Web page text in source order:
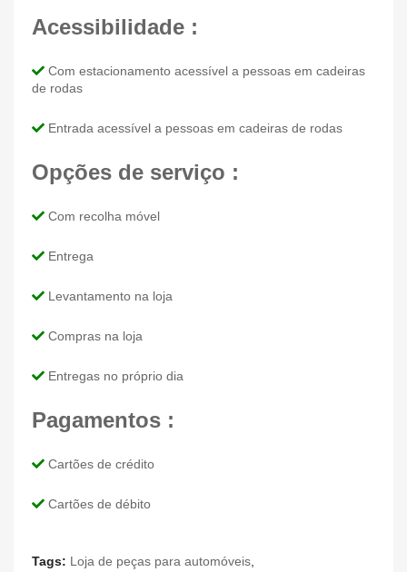
Acessibilidade :
Com estacionamento acessível a pessoas em cadeiras
de rodas
Entrada acessível a pessoas em cadeiras de rodas
Opções de serviço :
Com recolha móvel
Entrega
Levantamento na loja
Compras na loja
Entregas no próprio dia
Pagamentos :
Cartões de crédito
Cartões de débito
Tags: Loja de peças para automóveis